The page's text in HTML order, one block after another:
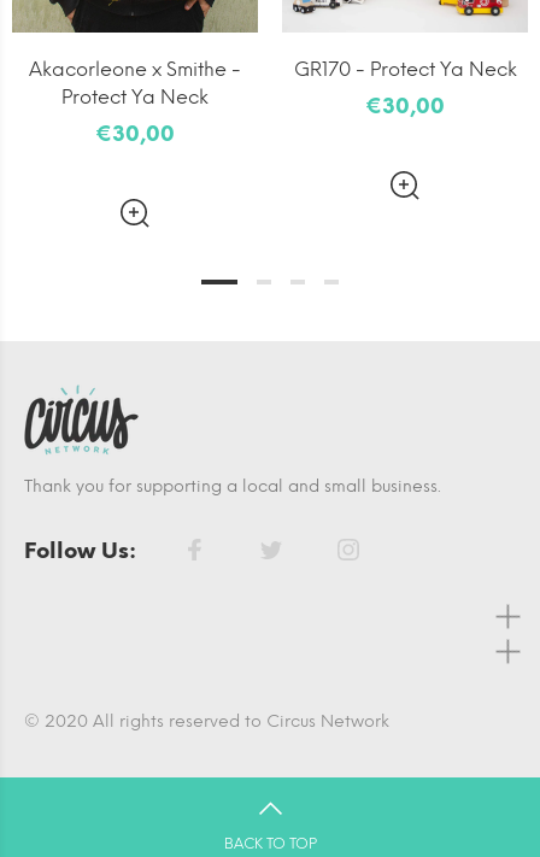
Akacorleone x Smithe -
Protect Ya Neck
€30,00
GR170 - Protect Ya Neck
€30,00
Thank you for supporting a local and small business.
Follow Us:
© 2020 All rights reserved to Circus Network
BACK TO TOP